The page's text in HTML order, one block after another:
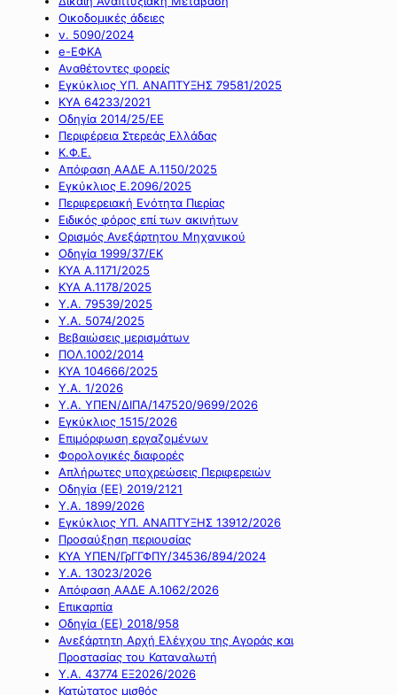
Οικοδομικές άδειες
ν. 5090/2024
e-ΕΦΚΑ
Αναθέτοντες φορείς
Εγκύκλιος ΥΠ. ΑΝΑΠΤΥΞΗΣ 79581/2025
ΚΥΑ 64233/2021
Οδηγία 2014/25/ΕΕ
Περιφέρεια Στερεάς Ελλάδας
Κ.Φ.Ε.
Απόφαση ΑΑΔΕ Α.1150/2025
Εγκύκλιος Ε.2096/2025
Περιφερειακή Ενότητα Πιερίας
Ειδικός φόρος επί των ακινήτων
Ορισμός Ανεξάρτητου Μηχανικού
Οδηγία 1999/37/ΕΚ
ΚΥΑ Α.1171/2025
ΚΥΑ Α.1178/2025
Υ.Α. 79539/2025
Υ.Α. 5074/2025
Βεβαιώσεις μερισμάτων
ΠΟΛ.1002/2014
ΚΥΑ 104666/2025
Υ.Α. 1/2026
Υ.Α. ΥΠΕΝ/ΔΙΠΑ/147520/9699/2026
Εγκύκλιος 1515/2026
Επιμόρφωση εργαζομένων
Φορολογικές διαφορές
Απλήρωτες υποχρεώσεις Περιφερειών
Οδηγία (ΕΕ) 2019/2121
Υ.Α. 1899/2026
Εγκύκλιος ΥΠ. ΑΝΑΠΤΥΞΗΣ 13912/2026
Προσαύξηση περιουσίας
ΚΥΑ ΥΠΕΝ/ΓρΓΓΦΠΥ/34536/894/2024
Υ.Α. 13023/2026
Απόφαση ΑΑΔΕ Α.1062/2026
Επικαρπία
Οδηγία (ΕΕ) 2018/958
Ανεξάρτητη Αρχή Ελέγχου της Αγοράς και
Προστασίας του Καταναλωτή
Υ.Α. 43774 ΕΞ2026/2026
Κατώτατος μισθός